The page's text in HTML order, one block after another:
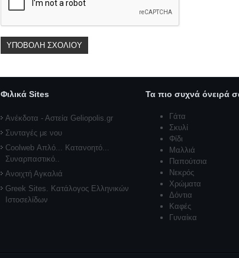
Φιλικά Sites
Ανέκδοτα - Αστεία Geliopolis.gr
Συνταγές με νου
Coolweb Απλό... Κατανοητό...
Συναρπαστικό..
Ανοιχτή Αγκαλιά
Greek Sites. Κατάλογος Ελληνικών
Ιστοσελίδων
Τα πιο συχνά όνειρά
Γάτα
Σκυλί
Φίδι
Μαλλιά
Παπούτσια
Νεκρός
Χρώματα
Δόντια
Καφές
Γυναίκα